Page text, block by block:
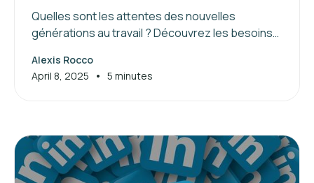
Quelles sont les attentes des nouvelles
générations au travail ? Découvrez les besoins
manager ces jeunes talents.
Alexis Rocco
April 8, 2025
• 5 minutes